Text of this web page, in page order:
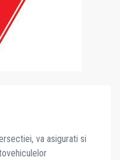
va asigurati si